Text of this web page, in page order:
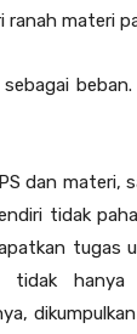
materi
dan
tidak
tugas
tidak